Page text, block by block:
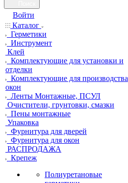
Войти
Каталог
Герметики
Инструмент
Клей
Комплектующие для установки и
отделки
Комплектующие для производства
окон
Ленты Монтажные, ПСУЛ
Очистители, грунтовки, смазки
Пены монтажные
Упаковка
Фурнитура для дверей
Фурнитура для окон
РАСПРОДАЖА
Крепеж
Полиуретановые